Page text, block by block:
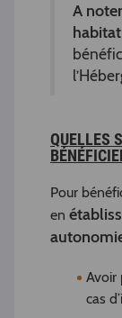
A noter
QUELLES
Pour
en
Avoir
cas